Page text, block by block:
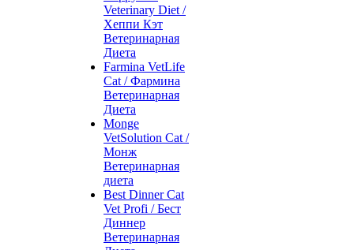
Veterinary Diet /
Хеппи Кэт
Ветеринарная
Диета
Farmina VetLife
Cat / Фармина
Ветеринарная
Диета
Monge
VetSolution Cat /
Монж
Ветеринарная
диета
Best Dinner Cat
Vet Profi / Бест
Диннер
Ветеринарная